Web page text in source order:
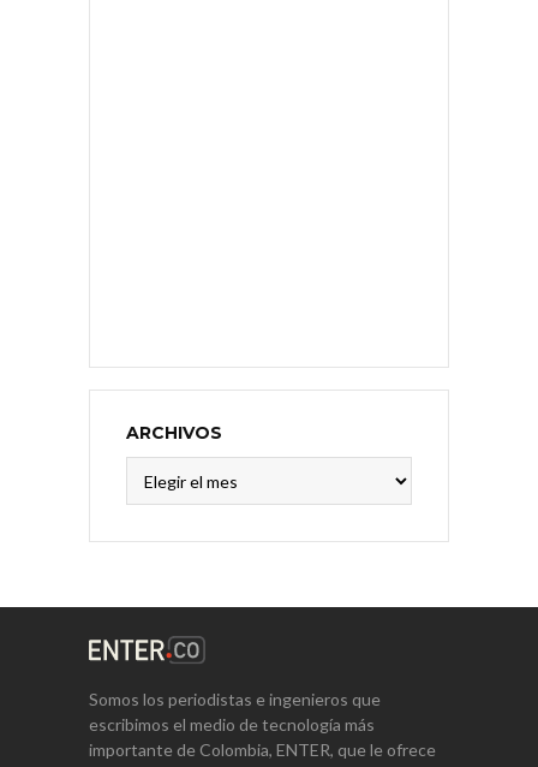
ARCHIVOS
Somos los periodistas e ingenieros que
escribimos el medio de tecnología más
importante de Colombia, ENTER, que le ofrece